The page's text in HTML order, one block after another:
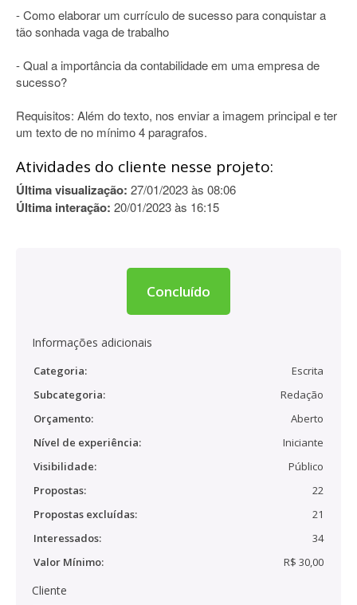
- Como elaborar um currículo de sucesso para conquistar a
tão sonhada vaga de trabalho
- Qual a importância da contabilidade em uma empresa de
sucesso?
Requisitos: Além do texto, nos enviar a imagem principal e ter
um texto de no mínimo 4 paragrafos.
Atividades do cliente nesse projeto:
Última visualização: 27/01/2023 às 08:06
Última interação: 20/01/2023 às 16:15
Concluído
Informações adicionais
Categoria:
Escrita
Subcategoria:
Redação
Orçamento:
Aberto
Nível de experiência:
Iniciante
Visibilidade:
Público
Propostas:
22
Propostas excluídas:
21
Interessados:
34
Valor Mínimo:
R$ 30,00
Cliente